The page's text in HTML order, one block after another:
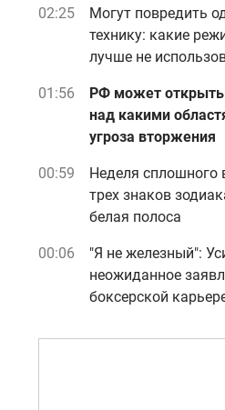
02:25
Могут повредить
технику: какие
лучше не
01:56
РФ может
над какими
угроза вторжения
00:59
Неделя сплошного
трех знаков
белая полоса
00:06
"Я не железный":
неожиданное
боксерской